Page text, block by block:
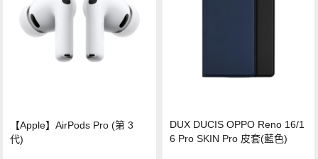
【Apple】AirPods Pro (第 3
代)
DUX DUCIS OPPO Reno 16/1
6 Pro SKIN Pro 皮套(藍色)